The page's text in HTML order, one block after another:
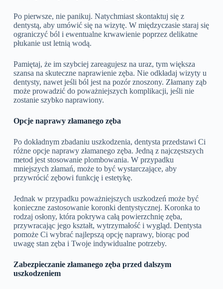
Po pierwsze, nie panikuj. Natychmiast skontaktuj się z
dentystą, aby umówić się na wizytę. W międzyczasie staraj się
ograniczyć ból i ewentualne krwawienie poprzez delikatne
płukanie ust letnią wodą.
Pamiętaj, że im szybciej zareagujesz na uraz, tym większa
szansa na skuteczne naprawienie zęba. Nie odkładaj wizyty u
dentysty, nawet jeśli ból jest na pozór znoszony. Złamany ząb
może prowadzić do poważniejszych komplikacji, jeśli nie
zostanie szybko naprawiony.
Opcje naprawy złamanego zęba
Po dokładnym zbadaniu uszkodzenia, dentysta przedstawi Ci
różne opcje naprawy złamanego zęba. Jedną z najczęstszych
metod jest stosowanie plombowania. W przypadku
mniejszych złamań, może to być wystarczające, aby
przywrócić zębowi funkcję i estetykę.
Jednak w przypadku poważniejszych uszkodzeń może być
konieczne zastosowanie koronki dentystycznej. Koronka to
rodzaj osłony, która pokrywa całą powierzchnię zęba,
przywracając jego kształt, wytrzymałość i wygląd. Dentysta
pomoże Ci wybrać najlepszą opcję naprawy, biorąc pod
uwagę stan zęba i Twoje indywidualne potrzeby.
Zabezpieczanie złamanego zęba przed dalszym
uszkodzeniem